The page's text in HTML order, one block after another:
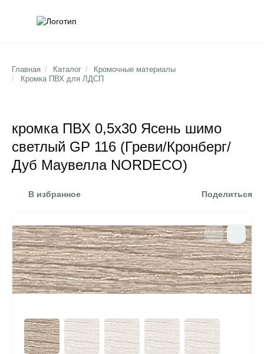
Главная / Каталог /
Кромочные материалы
/
Кромка ПВХ для ЛДСП
кромка ПВХ 0,5х30 Ясень шимо
светлый GP 116 (Греви/Кронберг/
Дуб Маувелла NORDECO)
В избранное Поделиться